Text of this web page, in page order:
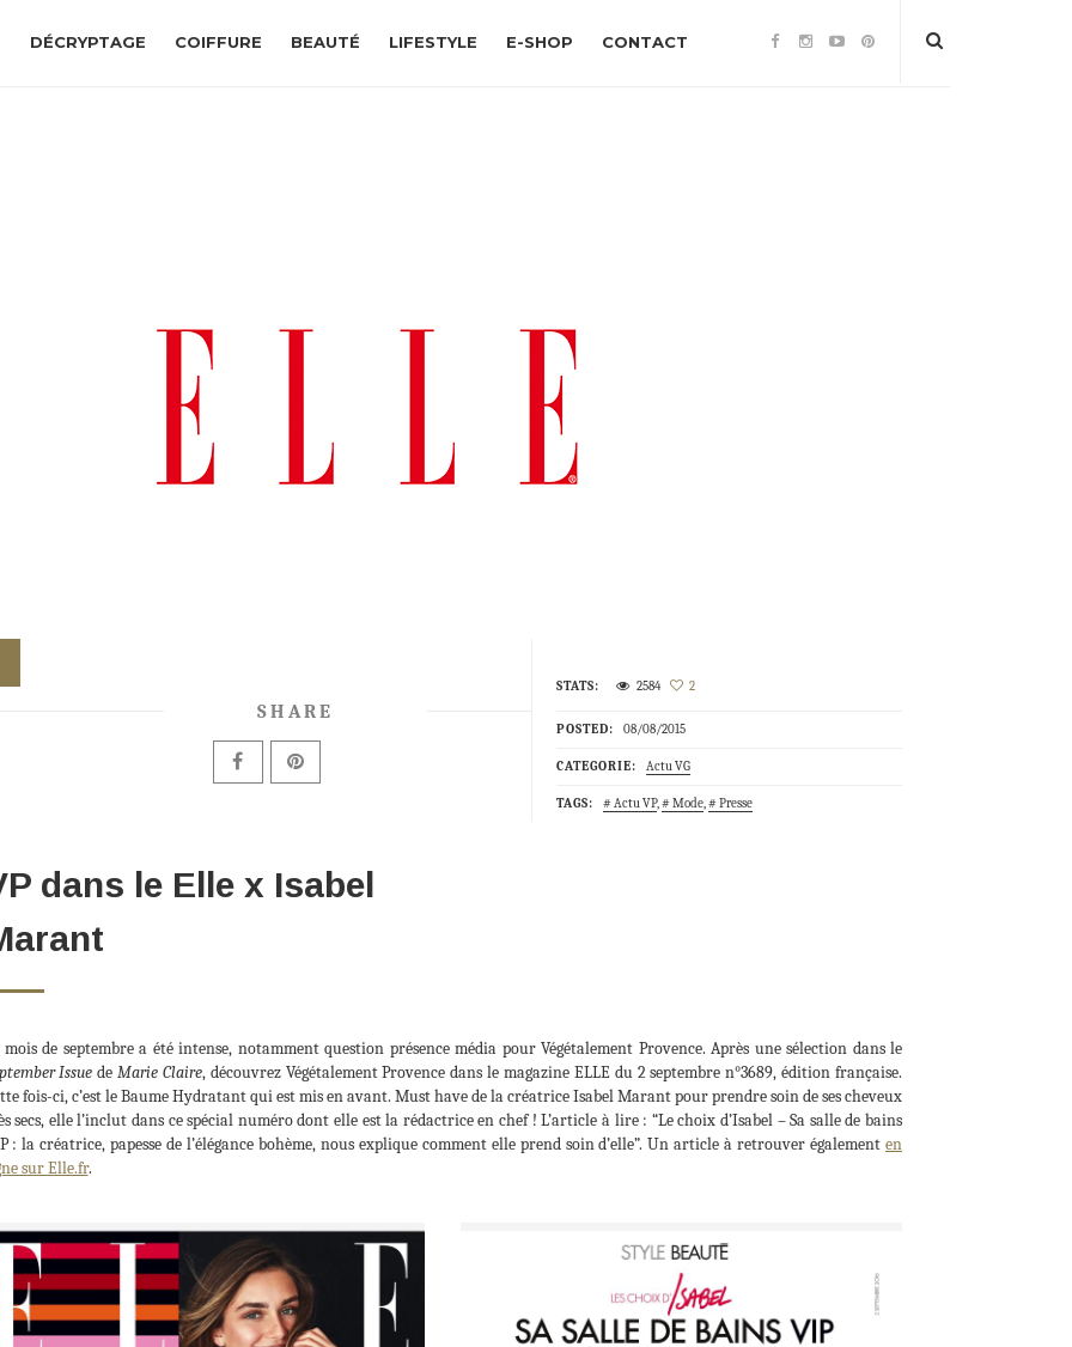
DÉCRYPTAGE COIFFURE BEAUTÉ LIFESTYLE E-SHOP CONTACT
STATS: 2584 2
POSTED: 08/08/2015
CATEGORIE: Actu VG
TAGS: Actu VP, Mode, Presse
SHARE
dans le Elle x Isabel
mois de septembre a été intense, notamment question présence média pour Végétalement Provence. Après une sélection dans le
Issue deMarie Claire, découvrez Végétalement Provence dans le magazine ELLE du 2 septembre n°3689, édition française.
fois-ci, c’est le Baume Hydratant qui est mis en avant. Must have de la créatrice Isabel Marant pour prendre soin de ses cheveux
secs, elle l’inclut dans ce spécial numéro dont elle est la rédactrice en chef ! L’article à lire : “Le choix d’Isabel – Sa salle de bains
: la créatrice, papesse de l’élégance bohème, nous explique comment elle prend soin d’elle”. Un article à retrouver également en
sur Elle.fr.